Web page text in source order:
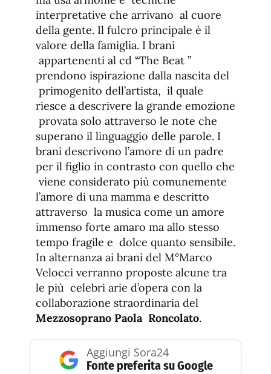
interpretative che arrivano al cuore
della gente. Il fulcro principale è il
valore della famiglia. I brani
appartenenti al cd “The Beat ”
prendono ispirazione dalla nascita del
primogenito dell’artista, il quale
riesce a descrivere la grande emozione
provata solo attraverso le note che
superano il linguaggio delle parole. I
brani descrivono l’amore di un padre
per il figlio in contrasto con quello che
viene considerato più comunemente
l’amore di una mamma e descritto
attraverso la musica come un amore
immenso forte amaro ma allo stesso
tempo fragile e dolce quanto sensibile.
In alternanza ai brani del M°Marco
Velocci verranno proposte alcune tra
le più celebri arie d’opera con la
collaborazione straordinaria del
Mezzosoprano Paola Roncolato.
Aggiungi Sora24
Fonte preferita su Google